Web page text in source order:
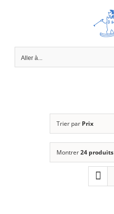
Aller à...
Trier par Prix
Montrer24 produits